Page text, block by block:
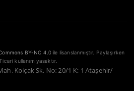
BY-NC 4.0 ile lisanslanmıştır. Paylaşırken
kullanım yasaktır.
Kolçak Sk. No: 20/1 K: 1 Ataşehir/